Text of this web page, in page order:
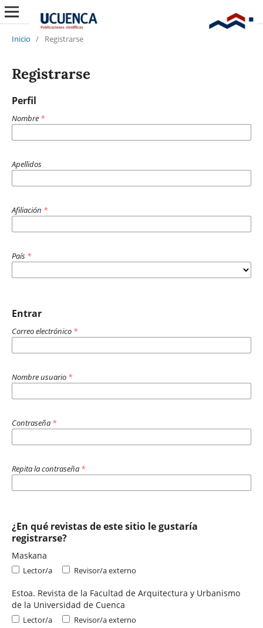
Inicio / Registrarse
Registrarse
Perfil
Nombre *
Apellidos
Afiliación *
País *
Entrar
Correo electrónico *
Nombre usuario *
Contraseña *
Repita la contraseña *
¿En qué revistas de este sitio le gustaría
registrarse?
Maskana
Lector/a Revisor/a externo
Estoa. Revista de la Facultad de Arquitectura y Urbanismo
de la Universidad de Cuenca
Lector/a Revisor/a externo